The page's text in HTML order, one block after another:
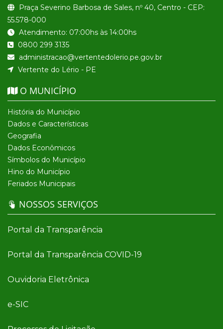
Praça Severino Barbosa de Sales, nº 40, Centro - CEP:
55.578-000
Atendimento: 07:00hs às 14:00hs
0800 299 3135
administracao@vertentedolerio.pe.gov.br
Vertente do Lério - PE
O MUNICÍPIO
História do Município
Dados e Características
Geografia
Dados Econômicos
Símbolos do Município
Hino do Município
Feriados Municipais
NOSSOS SERVIÇOS
Portal da Transparência
Portal da Transparência COVID-19
Ouvidoria Eletrônica
e-SIC